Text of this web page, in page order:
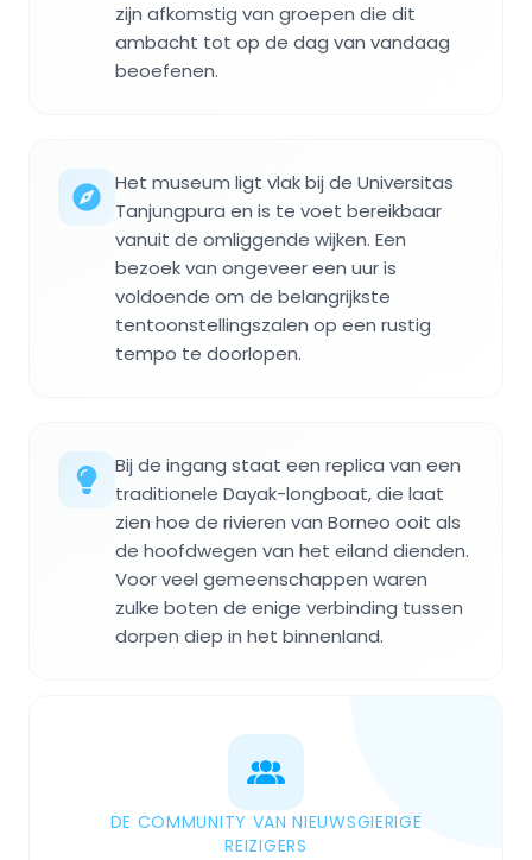
zijn afkomstig van groepen die dit
ambacht tot op de dag van vandaag
beoefenen.
Het museum ligt vlak bij de Universitas
Tanjungpura en is te voet bereikbaar
vanuit de omliggende wijken. Een
bezoek van ongeveer een uur is
voldoende om de belangrijkste
tentoonstellingszalen op een rustig
tempo te doorlopen.
Bij de ingang staat een replica van een
traditionele Dayak-longboat, die laat
zien hoe de rivieren van Borneo ooit als
de hoofdwegen van het eiland dienden.
Voor veel gemeenschappen waren
zulke boten de enige verbinding tussen
dorpen diep in het binnenland.
DE COMMUNITY VAN NIEUWSGIERIGE
REIZIGERS